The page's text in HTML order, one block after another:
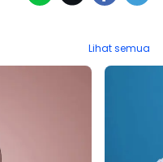
Lihat semua